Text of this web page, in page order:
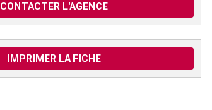
CONTACTER L'AGENCE
IMPRIMER LA FICHE